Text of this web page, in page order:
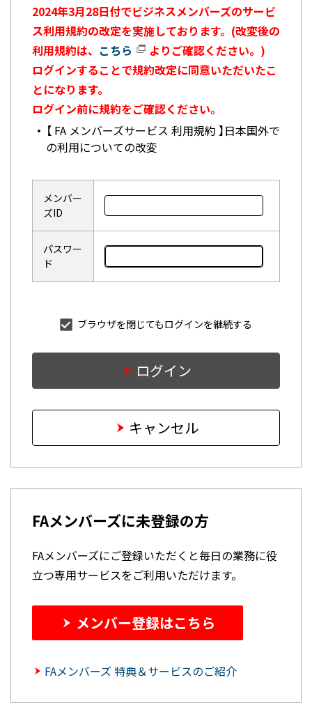
2024年3月28日付でビジネスメンバーズのサービ
ス利用規約の改定を実施しております。(改変後の
利用規約は、 こちら
よりご確認ください。)
ログインすることで規約改定に同意いただいたこ
とになります。
ログイン前に規約をご確認ください。
【 FA メンバーズサービス 利用規約 】日本国外で
の利用についての改変
メンバー
ズID
パスワー
ド
ブラウザを閉じてもログインを継続する
ログイン
キャンセル
FAメンバーズに未登録の方
FAメンバーズにご登録いただくと毎日の業務に役
立つ専用サービスをご利用いただけます。
メンバー登録はこちら
FAメンバーズ 特典＆サービスのご紹介